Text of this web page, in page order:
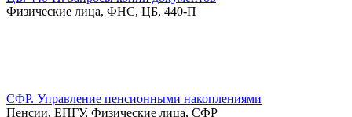
Физические лица, ФНС, ЦБ, 440-П
СФР. Управление пенсионными накоплениями
Пенсии, ЕПГУ, Физические лица, СФР